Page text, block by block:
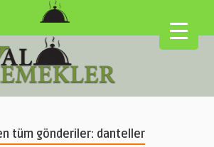
tüm gönderiler: danteller